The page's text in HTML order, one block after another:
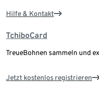
Hilfe & Kontakt
TchiboCard
TreueBohnen sammeln und
Jetzt kostenlos registrieren